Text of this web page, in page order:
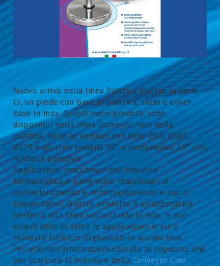
Nuovo arrivo nella linea Plastica Martin: la serie
CI, un piede con base in plastica, stelo e cover
base in inox. Questi nuovi prodotti sono
disponibili nella linea Conveyor Inox della
plastica, nelle le versioni con base Ø83, Ø103,
Ø123 e gli steli snodati 30° e semisnodati 16° con
rondella bombata.
Applicazioni: macchinari nell’industria
farmaceutica e alimentare, macchinari di
confezionamento e imbottigliamento e nastri
trasportatori. Questo prodotto è un’alternativa
perfetta alla linea vulcanizzata in inox, e può
essere utile in tutte le applicazioni in cui è
richiesto l’utilizzo di prodotti in acciaio inox.
Per ulteriori informazioni cliccate al seguente link
per scaricare la brochure della Conveyor Line